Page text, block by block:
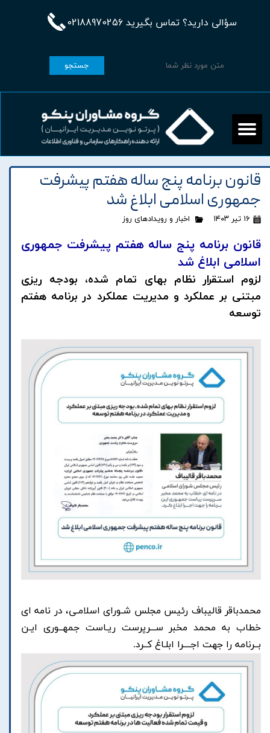
سؤالی دارید؟ تماس بگیرید 02188970256
جستجو
قانون برنامه پنج ساله هفتم پيشرفت
جمهوری اسلامی ابلاغ شد
۱۶ تیر ۱۴۰۳ اخبار و رویدادهای روز
قانون برنامه پنج ساله هفتم پيشرفت جمهوری
اسلامی ابلاغ شد
لزوم استقرار نظام بهای تمام شده، بودجه ریزی
مبتنی بر عملکرد و مدیریت عملکرد در برنامه هفتم
توسعه
محمدباقر قالیباف رئیس مجلس شـورای اسلامـی، در نامه ای
خطاب به محمد مخبر ســـرپرست ریـاست جمهــوری ایـن
بــرنامه را جهت اجــــرا ابلـاغ کــرد.